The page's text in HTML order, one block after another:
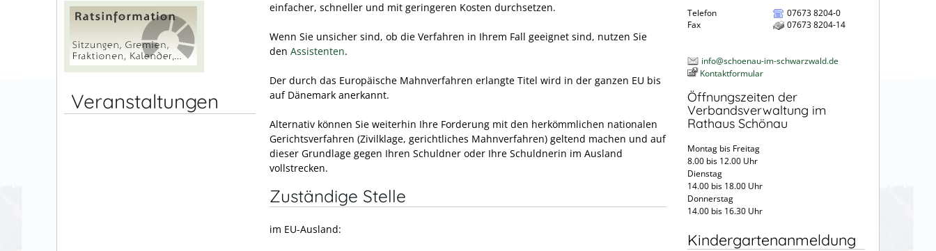
Veranstaltungen
einfacher, schneller und mit geringeren Kosten durchsetzen.
Wenn Sie unsicher sind, ob die Verfahren in Ihrem Fall geeignet sind, nutzen Sie
den Assistenten.
Der durch das Europäische Mahnverfahren erlangte Titel wird in der ganzen EU bis
auf Dänemark anerkannt.
Alternativ können Sie weiterhin Ihre Forderung mit den herkömmlichen nationalen
Gerichtsverfahren (Zivilklage, gerichtliches Mahnverfahren) geltend machen und auf
dieser Grundlage gegen Ihren Schuldner oder Ihre Schuldnerin im Ausland
vollstrecken.
Zuständige Stelle
im EU-Ausland:
Telefon
07673 8204-0
Fax
07673 8204-14
info@schoenau-im-schwarzwald.de
Kontaktformular
Öffnungszeiten der
Verbandsverwaltung im
Rathaus Schönau
Montag bis Freitag
8.00 bis 12.00 Uhr
Dienstag
14.00 bis 18.00 Uhr
Donnerstag
14.00 bis 16.30 Uhr
Kindergartenanmeldung